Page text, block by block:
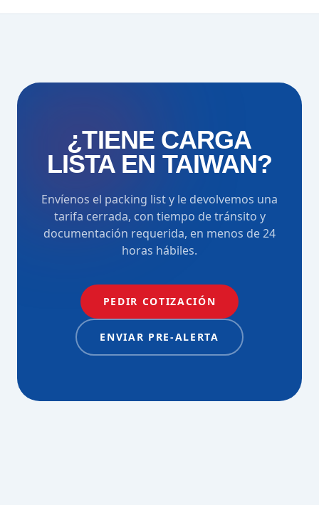
¿TIENE CARGA
LISTA EN TAIWAN?
Envíenos el packing list y le devolvemos una
tarifa cerrada, con tiempo de tránsito y
documentación requerida, en menos de 24
horas hábiles.
PEDIR COTIZACIÓN
ENVIAR PRE-ALERTA